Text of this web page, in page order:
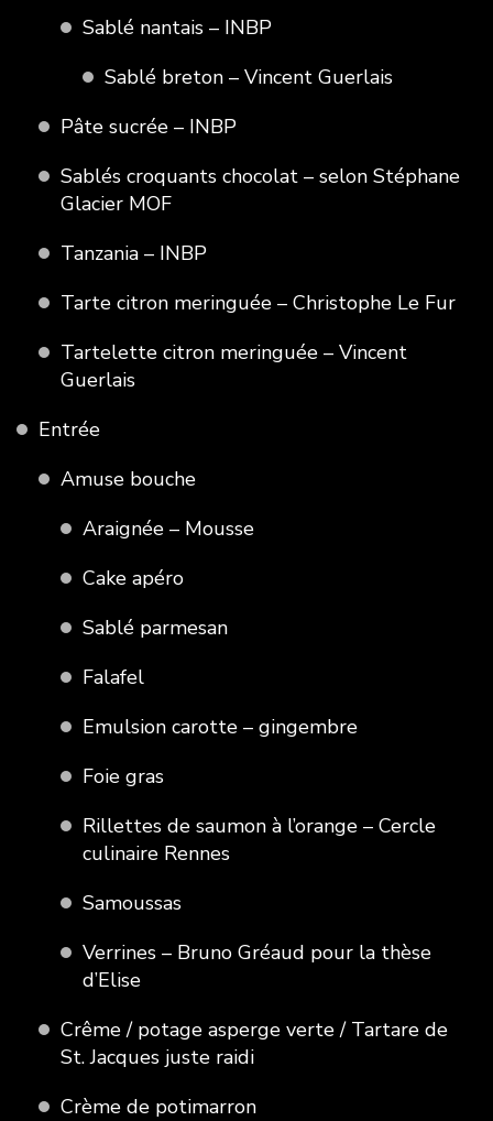
Sablé nantais – INBP
Sablé breton – Vincent Guerlais
Pâte sucrée – INBP
Sablés croquants chocolat – selon Stéphane
Glacier MOF
Tanzania – INBP
Tarte citron meringuée – Christophe Le Fur
Tartelette citron meringuée – Vincent
Guerlais
Entrée
Amuse bouche
Araignée – Mousse
Cake apéro
Sablé parmesan
Falafel
Emulsion carotte – gingembre
Foie gras
Rillettes de saumon à l’orange – Cercle
culinaire Rennes
Samoussas
Verrines – Bruno Gréaud pour la thèse
d’Elise
Crême / potage asperge verte / Tartare de
St. Jacques juste raidi
Crème de potimarron